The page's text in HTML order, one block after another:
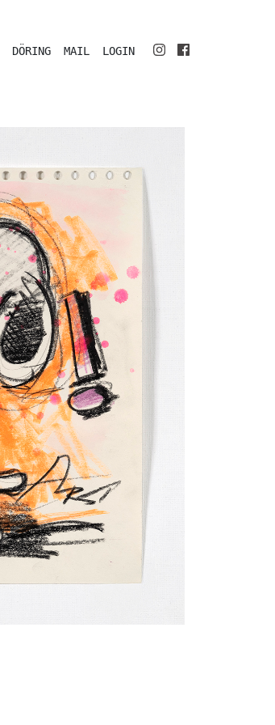
DÖRING MAIL LOGIN